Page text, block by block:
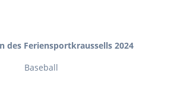
des Feriensportkraussells 2024
Baseball